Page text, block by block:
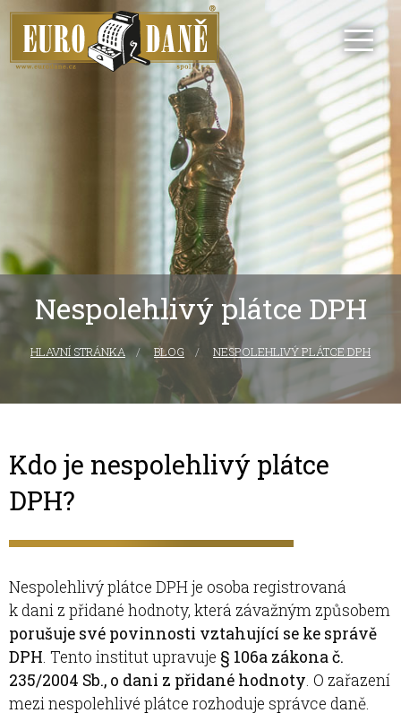
Nespolehlivý plátce DPH
HLAVNÍ STRÁNKA CURRENT:
BLOG NESPOLEHLIVÝ PLÁTCE DPH
Kdo je nespolehlivý plátce
DPH?
Nespolehlivý plátce DPH je osoba registrovaná
k dani z přidané hodnoty, která závažným způsobem
porušuje své povinnosti vztahující se ke správě
DPH. Tento institut upravuje § 106a zákona č.
235/2004 Sb., o dani z přidané hodnoty. O zařazení
mezi nespolehlivé plátce rozhoduje správce daně.